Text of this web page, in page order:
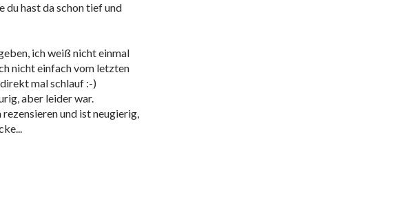
du hast da schon tief und
ich weiß nicht einmal
nicht einfach vom letzten
mal schlauf :-)
aber leider war.
und ist neugierig,